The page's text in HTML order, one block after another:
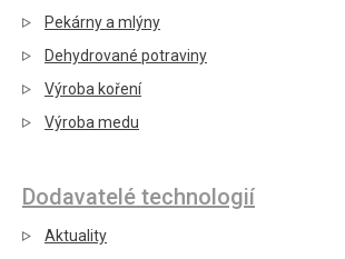
Pekárny a mlýny
Dehydrované potraviny
Výroba koření
Výroba medu
Dodavatelé technologií
Aktuality